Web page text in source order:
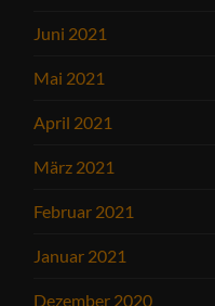
Juni 2021
Mai 2021
April 2021
März 2021
Februar 2021
Januar 2021
Dezember 2020